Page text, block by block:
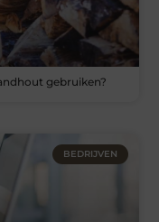
gebruiken?
BEDRIJVEN